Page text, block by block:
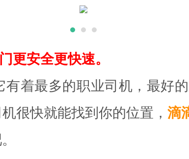
更安全更快速。
着最多的职业司机，最好
很快就能找到你的位置，滴